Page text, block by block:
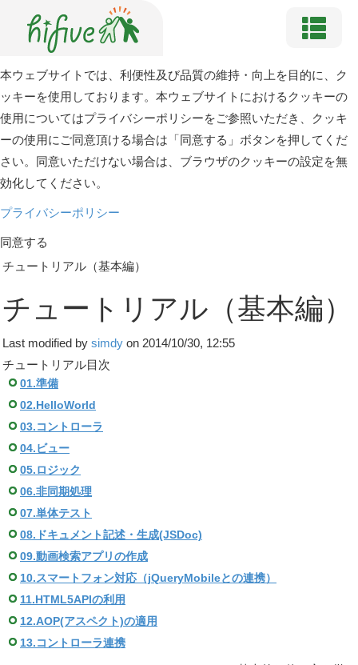
本ウェブサイトでは、利便性及び品質の維持・向上を目的に、ク
ッキーを使用しております。本ウェブサイトにおけるクッキーの
使用についてはプライバシーポリシーをご参照いただき、クッキ
ーの使用にご同意頂ける場合は「同意する」ボタンを押してくだ
さい。同意いただけない場合は、ブラウザのクッキーの設定を無
効化してください。
プライバシーポリシー
同意する
チュートリアル（基本編）
チュートリアル（基本編）
Last modified by simdy on 2014/10/30, 12:55
チュートリアル目次
01.準備
02.HelloWorld
03.コントローラ
04.ビュー
05.ロジック
06.非同期処理
07.単体テスト
08.ドキュメント記述・生成(JSDoc)
09.動画検索アプリの作成
10.スマートフォン対応（jQueryMobileとの連携）
11.HTML5APIの利用
12.AOP(アスペクト)の適用
13.コントローラ連携